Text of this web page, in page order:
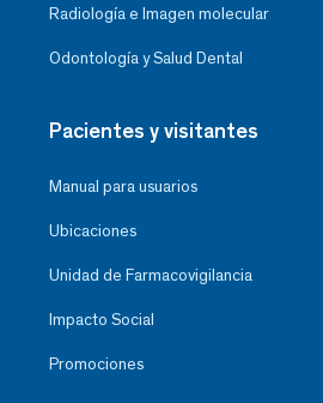
Radiología e Imagen molecular
Odontología y Salud Dental
Pacientes y visitantes
Manual para usuarios
Ubicaciones
Unidad de Farmacovigilancia
Impacto Social
Promociones